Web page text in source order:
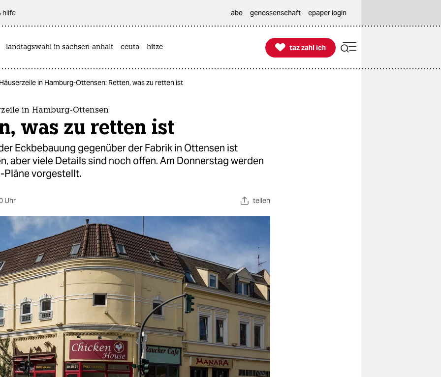
hilfe abo genossenschaft epaper login
landtagswahl in sachsen-anhalt ceuta hitze 
taz zahl ich
taz zahl ich
in Hamburg-Ottensen: Retten, was zu retten ist
in Hamburg-Ottensen
was zu retten ist
Eckbebauung gegenüber der Fabrik in Ottensen ist
aber viele Details sind noch offen. Am Donnerstag werden
Pläne vorgestellt.
Uhr teilen